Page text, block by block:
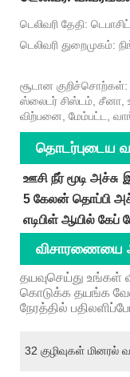
டெலிவரி தேதி:
டெலிவரி துறைமுகம்:
சூடான குறிச்சொற்கள்:
ஸ்லைடர் சிஸ்டம்,
விற்பனை, மேம்பட்ட,
தொடர்புடைய
ஊசி நீர் மூடி அச்சு
5 கேலன் தொப்பி
எடிபிள் ஆயில் கேப்
விசாரணையை
தயவுசெய்து உங்கள்
கொடுக்க தயங்க
நேரத்தில்